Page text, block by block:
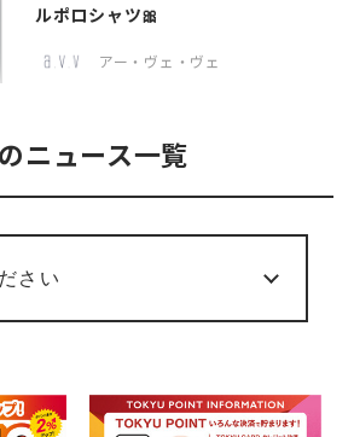
ルポロシャツ🎀
アー・ヴェ・ヴェ
ニュース一覧